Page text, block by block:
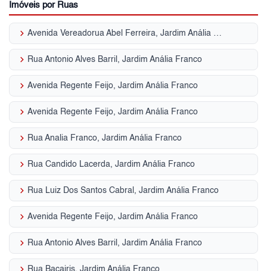
Imóveis por Ruas
keyboard_arrow_right Avenida Vereadorua Abel Ferreira, Jardim Anália Franco
keyboard_arrow_right Rua Antonio Alves Barril, Jardim Anália Franco
keyboard_arrow_right Avenida Regente Feijo, Jardim Anália Franco
keyboard_arrow_right Avenida Regente Feijo, Jardim Anália Franco
keyboard_arrow_right Rua Analia Franco, Jardim Anália Franco
keyboard_arrow_right Rua Candido Lacerda, Jardim Anália Franco
keyboard_arrow_right Rua Luiz Dos Santos Cabral, Jardim Anália Franco
keyboard_arrow_right Avenida Regente Feijo, Jardim Anália Franco
keyboard_arrow_right Rua Antonio Alves Barril, Jardim Anália Franco